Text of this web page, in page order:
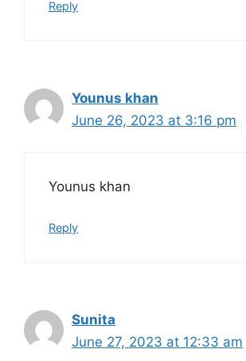
Reply
Younus khan
June 26, 2023 at 3:16 pm
Younus khan
Reply
Sunita
June 27, 2023 at 12:33 am